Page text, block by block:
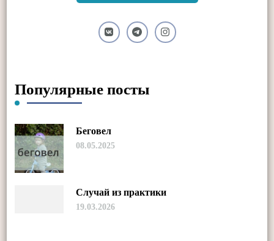
Популярные посты
Беговел
08.05.2025
Случай из практики
19.03.2026